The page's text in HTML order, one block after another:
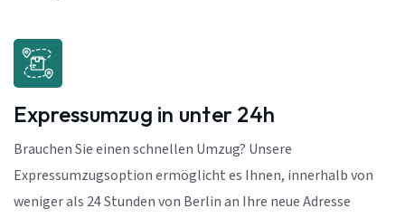
Expressumzug in unter 24h
Brauchen Sie einen schnellen Umzug? Unsere
Expressumzugsoption ermöglicht es Ihnen, innerhalb von
weniger als 24 Stunden von Berlin an Ihre neue Adresse